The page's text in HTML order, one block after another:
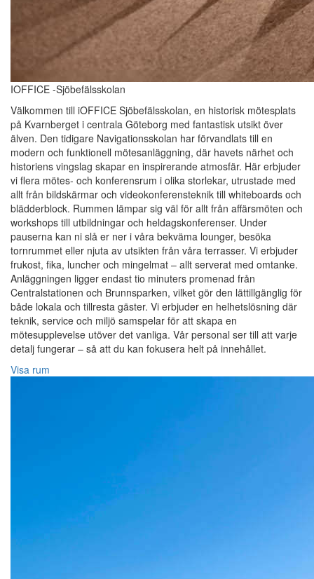
IOFFICE -Sjöbefälsskolan
Välkommen till iOFFICE Sjöbefälsskolan, en historisk mötesplats
på Kvarnberget i centrala Göteborg med fantastisk utsikt över
älven. Den tidigare Navigationsskolan har förvandlats till en
modern och funktionell mötesanläggning, där havets närhet och
historiens vingslag skapar en inspirerande atmosfär. Här erbjuder
vi flera mötes- och konferensrum i olika storlekar, utrustade med
allt från bildskärmar och videokonferensteknik till whiteboards och
blädderblock. Rummen lämpar sig väl för allt från affärsmöten och
workshops till utbildningar och heldagskonferenser. Under
pauserna kan ni slå er ner i våra bekväma lounger, besöka
tornrummet eller njuta av utsikten från våra terrasser. Vi erbjuder
frukost, fika, luncher och mingelmat – allt serverat med omtanke.
Anläggningen ligger endast tio minuters promenad från
Centralstationen och Brunnsparken, vilket gör den lättillgänglig för
både lokala och tillresta gäster. Vi erbjuder en helhetslösning där
teknik, service och miljö samspelar för att skapa en
mötesupplevelse utöver det vanliga. Vår personal ser till att varje
detalj fungerar – så att du kan fokusera helt på innehållet.
Visa rum